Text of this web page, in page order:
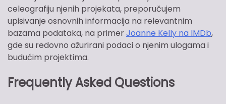
celeografiju njenih projekata, preporučujem
upisivanje osnovnih informacija na relevantnim
bazama podataka, na primerJoanne Kelly na IMDb,
gde su redovno ažurirani podaci o njenim ulogama i
budućim projektima.
Frequently Asked Questions